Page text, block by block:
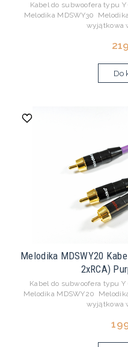
Kabel do subwoofera typu
Melodika MDSWY30
wyjątkowa
Do
Melodika MDSWY20
2xRCA)
Kabel do subwoofera typu Y
Melodika MDSWY20
wyjątkowa